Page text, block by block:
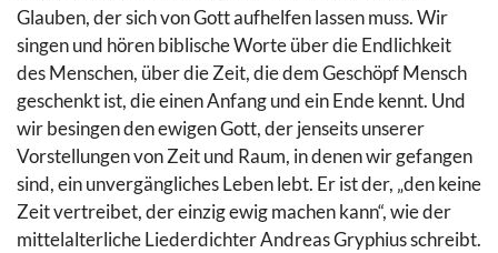
Glauben, der sich von Gott aufhelfen lassen muss. Wir
singen und hören biblische Worte über die Endlichkeit
des Menschen, über die Zeit, die dem Geschöpf Mensch
geschenkt ist, die einen Anfang und ein Ende kennt. Und
wir besingen den ewigen Gott, der jenseits unserer
Vorstellungen von Zeit und Raum, in denen wir gefangen
sind, ein unvergängliches Leben lebt. Er ist der, „den keine
Zeit vertreibet, der einzig ewig machen kann“, wie der
mittelalterliche Liederdichter Andreas Gryphius schreibt.